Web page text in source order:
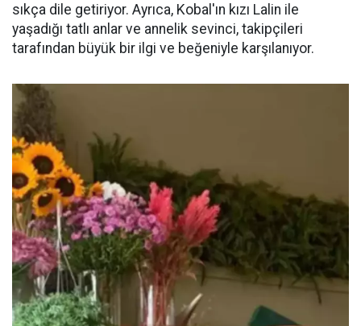
sıkça dile getiriyor. Ayrıca, Kobal'ın kızı Lalin ile
yaşadığı tatlı anlar ve annelik sevinci, takipçileri
tarafından büyük bir ilgi ve beğeniyle karşılanıyor.